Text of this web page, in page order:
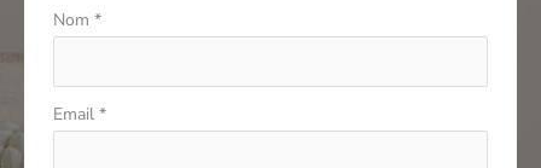
téléphone
Nom *
Email *